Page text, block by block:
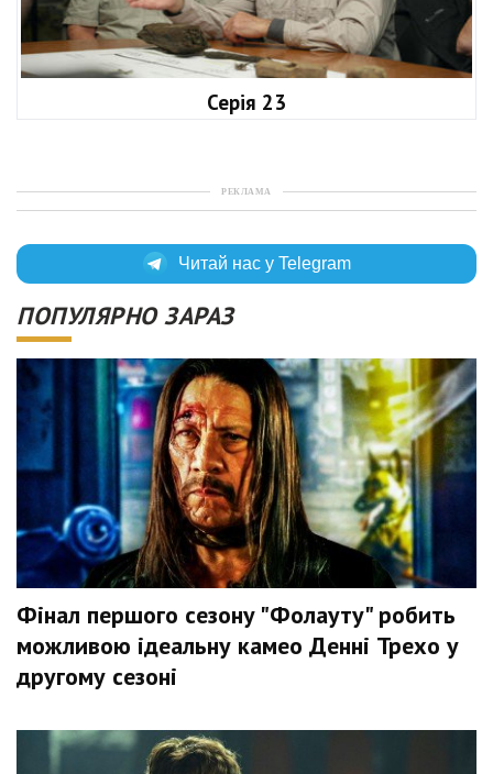
Серія 23
РЕКЛАМА
Читай нас у Telegram
ПОПУЛЯРНО ЗАРАЗ
Фінал першого сезону "Фолауту" робить
можливою ідеальну камео Денні Трехо у
другому сезоні